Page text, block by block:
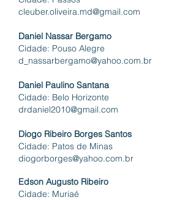
cleuber.oliveira.md@gmail.com
Daniel Nassar Bergamo
Cidade: Pouso Alegre
d_nassarbergamo@yahoo.com.br
Daniel Paulino Santana
Cidade: Belo Horizonte
drdaniel2010@gmail.com
Diogo Ribeiro Borges Santos
Cidade: Patos de Minas
diogorborges@yahoo.com.br
Edson Augusto Ribeiro
Cidade: Muriaé